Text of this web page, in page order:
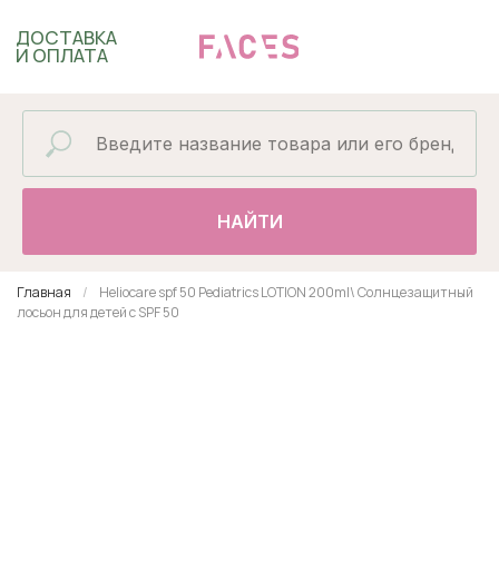
И ОПЛАТА
НАЙТИ
Главная
Heliocare spf 50 Pediatrics LOTION 200ml\ Солнцезащитный
лосьон для детей с SPF 50